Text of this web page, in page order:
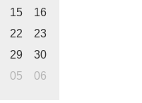
15
16
22
23
29
30
05 06